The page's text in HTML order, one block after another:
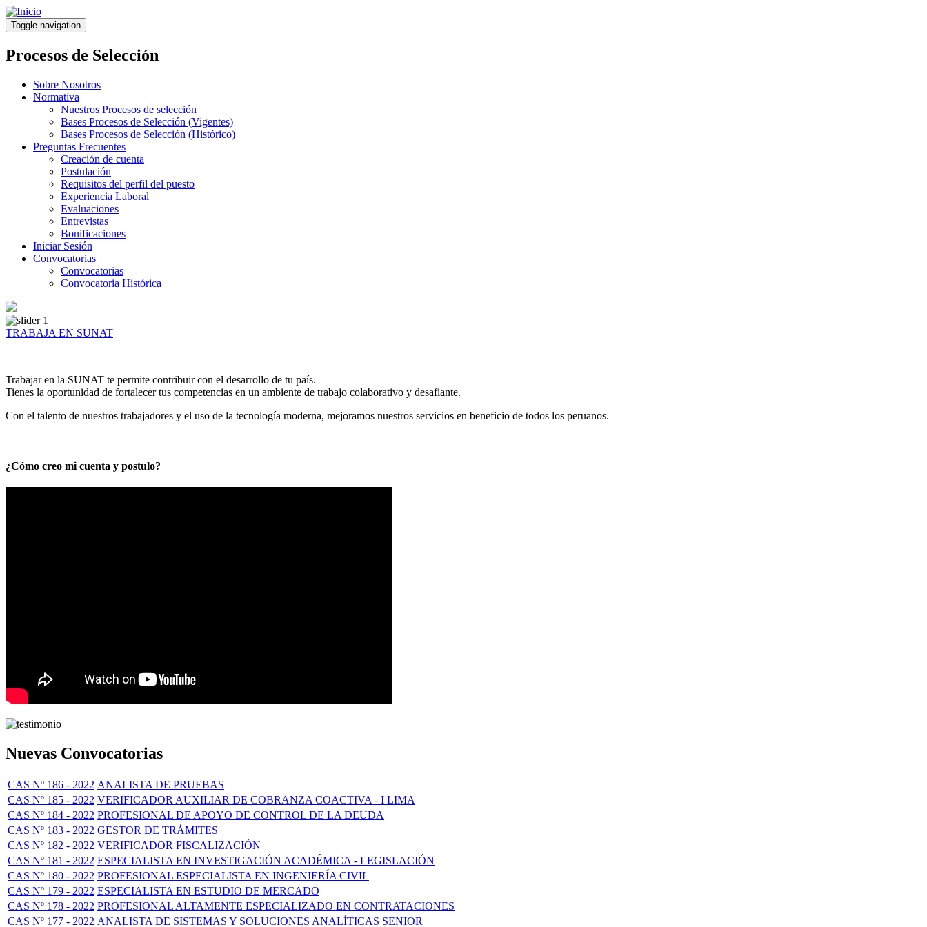
Pasar
al
contenido
principal
Toggle navigation
Procesos de Selección
Sobre Nosotros
Normativa
Nuestros Procesos de selección
Bases Procesos de Selección (Vigentes)
Bases Procesos de Selección (Histórico)
Preguntas Frecuentes
Creación de cuenta
Postulación
Requisitos del perfil del puesto
Experiencia Laboral
Evaluaciones
Entrevistas
Bonificaciones
Iniciar Sesión
Convocatorias
Convocatorias
Convocatoria Histórica
TRABAJA EN SUNAT
Trabajar en la SUNAT te permite contribuir con el desarrollo de tu país.
Tienes la oportunidad de fortalecer tus competencias en un ambiente de trabajo colaborativo y desafiante.
Con el talento de nuestros trabajadores y el uso de la tecnología moderna, mejoramos nuestros servicios en beneficio de todos los peruanos.
¿Cómo creo mi cuenta y postulo?
Nuevas Convocatorias
CAS Nº 186 - 2022 ANALISTA DE PRUEBAS
CAS Nº 185 - 2022 VERIFICADOR AUXILIAR DE COBRANZA COACTIVA - I LIMA
CAS Nº 184 - 2022 PROFESIONAL DE APOYO DE CONTROL DE LA DEUDA
CAS Nº 183 - 2022 GESTOR DE TRÁMITES
CAS Nº 182 - 2022 VERIFICADOR FISCALIZACIÓN
CAS Nº 181 - 2022 ESPECIALISTA EN INVESTIGACIÓN ACADÉMICA - LEGISLACIÓN
CAS Nº 180 - 2022 PROFESIONAL ESPECIALISTA EN INGENIERÍA CIVIL
CAS Nº 179 - 2022 ESPECIALISTA EN ESTUDIO DE MERCADO
CAS Nº 178 - 2022 PROFESIONAL ALTAMENTE ESPECIALIZADO EN CONTRATACIONES
CAS Nº 177 - 2022 ANALISTA DE SISTEMAS Y SOLUCIONES ANALÍTICAS SENIOR